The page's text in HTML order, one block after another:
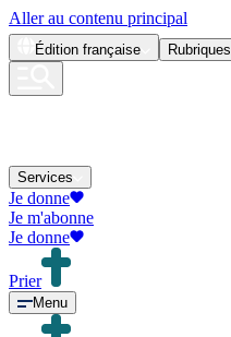
Aller au contenu principal
Édition française Rubriques
Services
Je donne
Je m'abonne
Je donne
Prier
Menu